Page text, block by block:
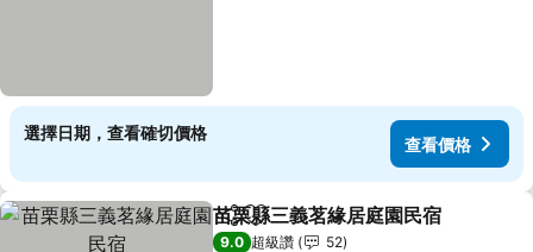
選擇日期，查看確切價格
查看價格
分享 加入我的最愛
苗栗縣三義茗緣居庭園民宿
9.0 超級讚
52